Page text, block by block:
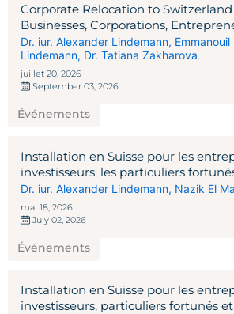
Corporate Relocation to Switzerland for International
Businesses, Corporations,
Investors
Dr. iur. Alexander Lindemann,
Lindemann, Dr. Tatiana Zakharova
juillet 20, 2026
September 03, 2026
Événements
Installation en Suisse pour les
investisseurs, les particuliers
Dr. iur. Alexander Lindemann, Nazik El
mai 18, 2026
July 02, 2026
Événements
Installation en Suisse pour les
investisseurs, particuliers fortunés